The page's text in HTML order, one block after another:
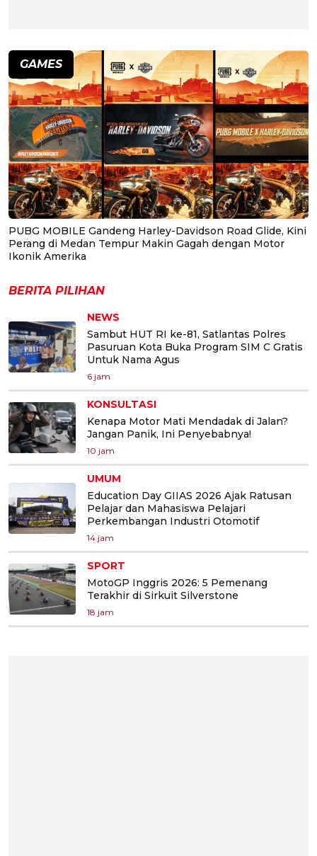
GAMES
PUBG MOBILE Gandeng Harley-Davidson Road Glide, Kini
Perang di Medan Tempur Makin Gagah dengan Motor
Ikonik Amerika
BERITA PILIHAN
NEWS
Sambut HUT RI ke-81, Satlantas Polres
Pasuruan Kota Buka Program SIM C Gratis
Untuk Nama Agus
6 jam
KONSULTASI
Kenapa Motor Mati Mendadak di Jalan?
Jangan Panik, Ini Penyebabnya!
10 jam
UMUM
Education Day GIIAS 2026 Ajak Ratusan
Pelajar dan Mahasiswa Pelajari
Perkembangan Industri Otomotif
14 jam
SPORT
MotoGP Inggris 2026: 5 Pemenang
Terakhir di Sirkuit Silverstone
18 jam